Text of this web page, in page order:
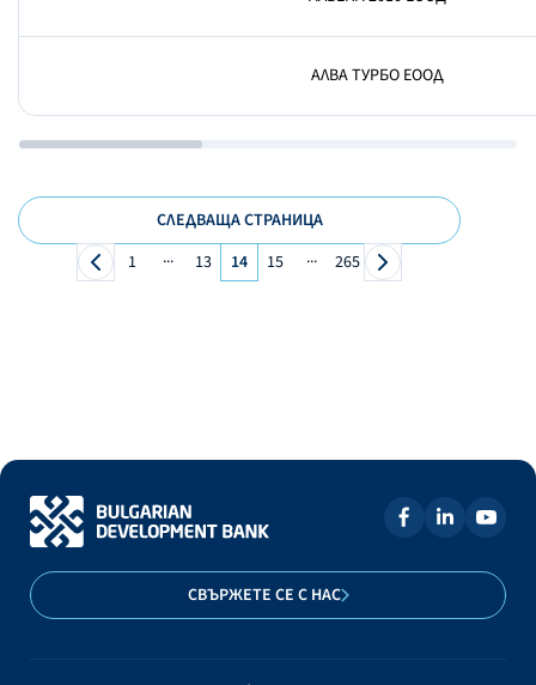
АЛВА ТУРБО ЕООД
СЛЕДВАЩА СТРАНИЦА
1
... 13 14 15 ... 265
СВЪРЖЕТЕ СЕ С НАС